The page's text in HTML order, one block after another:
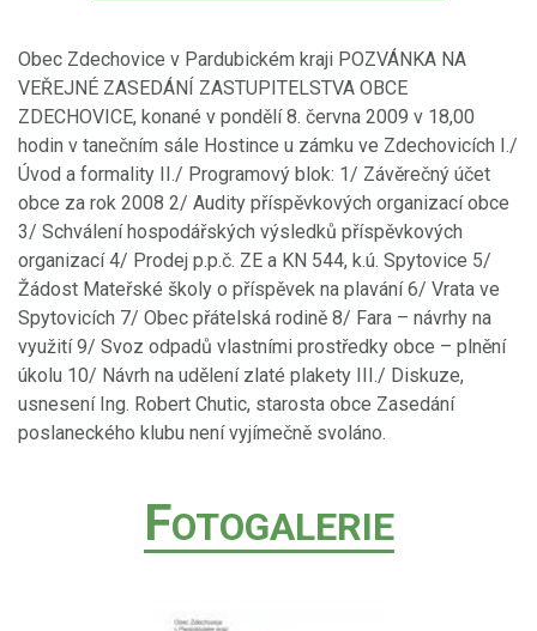
Obec Zdechovice v Pardubickém kraji POZVÁNKA NA
VEŘEJNÉ ZASEDÁNÍ ZASTUPITELSTVA OBCE
ZDECHOVICE, konané v pondělí 8. června 2009 v 18,00
hodin v tanečním sále Hostince u zámku ve Zdechovicích I./
Úvod a formality II./ Programový blok: 1/ Závěrečný účet
obce za rok 2008 2/ Audity příspěvkových organizací obce
3/ Schválení hospodářských výsledků příspěvkových
organizací 4/ Prodej p.p.č. ZE a KN 544, k.ú. Spytovice 5/
Žádost Mateřské školy o příspěvek na plavání 6/ Vrata ve
Spytovicích 7/ Obec přátelská rodině 8/ Fara – návrhy na
využití 9/ Svoz odpadů vlastními prostředky obce – plnění
úkolu 10/ Návrh na udělení zlaté plakety III./ Diskuze,
usnesení Ing. Robert Chutic, starosta obce Zasedání
poslaneckého klubu není vyjímečně svoláno.
FOTOGALERIE